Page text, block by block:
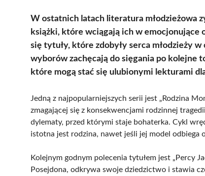
W ostatnich latach literatura młodzieżowa
książki, które wciągają ich w
się tytuły, które zdobyły serca młodzieży
wyborów zachęcają do sięgania po kolejne
które mogą stać się ulubionymi lekturami
Jedną z najpopularniejszych serii jest „Rodzina
zmagającej się z konsekwencjami rodzinnej
dylematy, przed którymi staje bohaterka. Cykl
istotna jest rodzina, nawet jeśli jej model odbiega
Kolejnym godnym polecenia tytułem jest „Percy
Posejdona, odkrywa swoje dziedzictwo i stawia